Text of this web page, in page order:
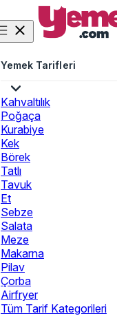
Yemek Tarifleri
Kahvaltılık
Poğaça
Kurabiye
Kek
Börek
Tatlı
Tavuk
Et
Sebze
Salata
Meze
Makarna
Pilav
Çorba
Airfryer
Tüm Tarif Kategorileri